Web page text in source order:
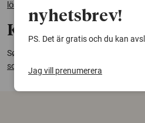
lösningar
Kontakt:
Søren Rosenbak, Designskolan vid
soren.rosenbak@umu.se
nyhetsbrev!
PS. Det är gratis och du kan
Jag vill prenumerera